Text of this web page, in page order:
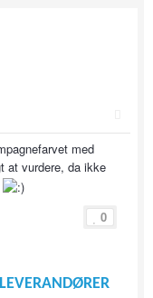
med
at vurdere, da ikke
0